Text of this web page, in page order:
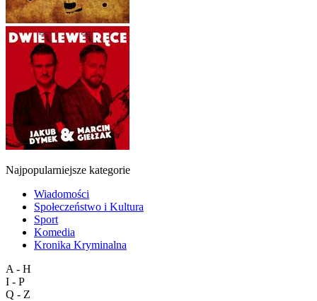
Najpopularniejsze kategorie
Wiadomości
Społeczeństwo i Kultura
Sport
Komedia
Kronika Kryminalna
A - H
I - P
Q - Z